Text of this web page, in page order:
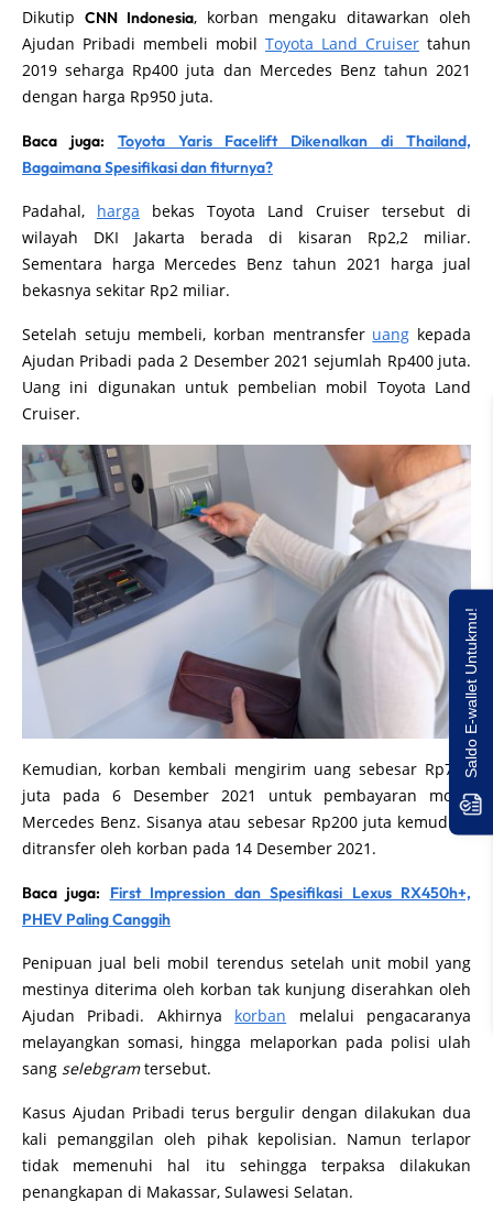
Dikutip CNN Indonesia, korban mengaku ditawarkan oleh
Ajudan Pribadi membeli mobil Toyota Land Cruiser tahun
2019 seharga Rp400 juta dan Mercedes Benz tahun 2021
dengan harga Rp950 juta.
Baca juga: Toyota Yaris Facelift Dikenalkan di Thailand,
Bagaimana Spesifikasi dan fiturnya?
Padahal, harga bekas Toyota Land Cruiser tersebut di
wilayah DKI Jakarta berada di kisaran Rp2,2 miliar.
Sementara harga Mercedes Benz tahun 2021 harga jual
bekasnya sekitar Rp2 miliar.
Setelah setuju membeli, korban mentransfer uang kepada
Ajudan Pribadi pada 2 Desember 2021 sejumlah Rp400 juta.
Uang ini digunakan untuk pembelian mobil Toyota Land
Cruiser.
Kemudian, korban kembali mengirim uang sebesar Rp750
juta pada 6 Desember 2021 untuk pembayaran mobil
Mercedes Benz. Sisanya atau sebesar Rp200 juta kemudian
ditransfer oleh korban pada 14 Desember 2021.
Baca juga: First Impression dan Spesifikasi Lexus RX450h+,
PHEV Paling Canggih
Penipuan jual beli mobil terendus setelah unit mobil yang
mestinya diterima oleh korban tak kunjung diserahkan oleh
Ajudan Pribadi. Akhirnya korban melalui pengacaranya
melayangkan somasi, hingga melaporkan pada polisi ulah
sang selebgramtersebut.
Kasus Ajudan Pribadi terus bergulir dengan dilakukan dua
kali pemanggilan oleh pihak kepolisian. Namun terlapor
tidak memenuhi hal itu sehingga terpaksa dilakukan
penangkapan di Makassar, Sulawesi Selatan.
Saldo E-wallet Untukmu!